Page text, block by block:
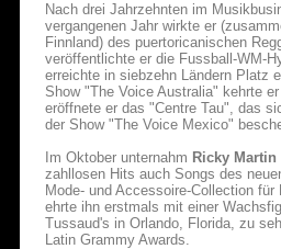
Nach drei Jahrzehnten im
vergangenen Jahr wirkte er
Finnland) des puertoricanischen
veröffentlichte er die Fussball-WM-
erreichte in siebzehn Ländern Platz
Show "The Voice Australia" kehrte
eröffnete er das "Centre Tau", das
der Show "The Voice Mexico"
Im Oktober unternahm Ricky Martin
zahllosen Hits auch Songs des
Mode- und Accessoire-Collection
ehrte ihn erstmals mit einer
Tussaud's in Orlando, Florida, zu
Latin Grammy Awards.